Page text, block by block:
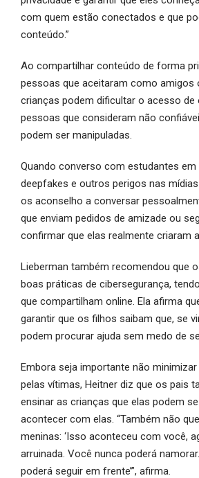
com quem estão conectados e que
conteúdo.”
Ao compartilhar conteúdo de forma
pessoas que aceitaram como amigos
crianças podem dificultar o acesso de
pessoas que consideram não
podem ser manipuladas.
Quando converso com estudantes
deepfakes e outros perigos nas
os aconselho a conversar
que enviam pedidos de amizade ou
confirmar que elas realmente criaram
Lieberman também recomendou que
boas práticas de cibersegurança,
que compartilham online. Ela afirma
garantir que os filhos saibam que, se
podem procurar ajuda sem medo de
Embora seja importante não
pelas vítimas, Heitner diz que os pais
ensinar as crianças que elas podem
acontecer com elas. “Também não
meninas: ‘Isso aconteceu com você,
arruinada. Você nunca poderá
poderá seguir em frente’”, afirma.